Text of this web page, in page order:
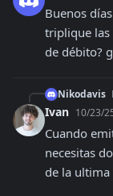
Buenos
triplique las
de débito?
Nikodavis
Ivan 10/23/
Cuando
necesitas
de la